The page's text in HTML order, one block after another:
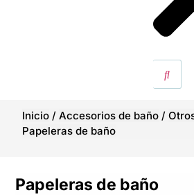
Inicio /Accesorios de baño /
Papeleras de baño
Papeleras de baño